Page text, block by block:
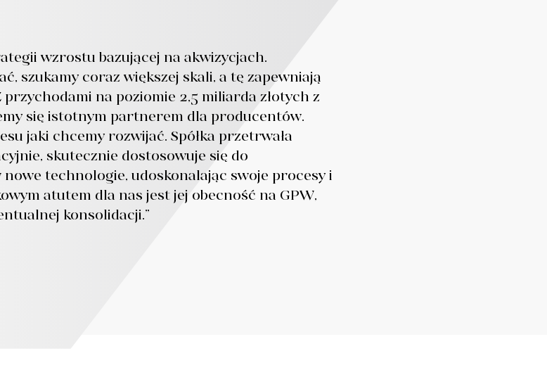
wzrostu bazującej na akwizycjach.
szukamy coraz większej skali, a tę zapewniają
na poziomie 2,5 miliarda złotych z
się istotnym partnerem dla producentów.
jaki chcemy rozwijać. Spółka przetrwała
skutecznie dostosowuje się do
technologie, udoskonalając swoje procesy i
atutem dla nas jest jej obecność na GPW,
konsolidacji.”